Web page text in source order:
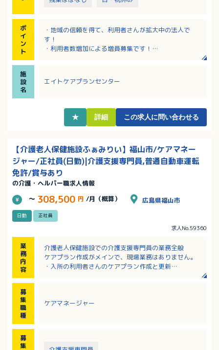
ポ
イ
ン
ト
・地域の信頼を得て、利用者さんが拡大中の法人で
す！
・利用者数増加による増員募集です！
・有給休暇は1時間単位から取得可能です
施
設
名
エイトケアプランセンター
★ 詳細 この求人に問い合わせる
【介護老人保健施設ふぁみりい】福山市/ケアマネー
ジャー/正社員(日勤)|介護支援専門員,普通自動車運転
免許/賞与あり
の介護・ヘルパー職求人情報
～ 308,500 円 /月（概算） 広島県福山市
日勤 正社員
求人No.59360
業
務
内
容
介護老人保健施設での介護支援専門員の業務全般
ケアプラン作成がメインで、現場業務はありません。
・入所の利用者さんのケアプラン作成と更新
募
集
職
種
ケアマネージャー
募
集